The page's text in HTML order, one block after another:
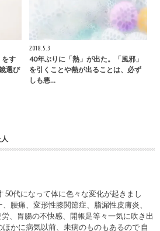
をす
選び
2018.5.3
40年ぶりに「熱」が出た。「風邪」
を引くことや熱が出ることは、必ず
しも悪…
50代になって体に色々な変化が起きまし
、腰痛、変形性膝関節症、脂漏性皮膚炎、
、胃腸の不快感、開帳足等々一気に吹き出
ほかに病気以前、未病のものもあるので 自